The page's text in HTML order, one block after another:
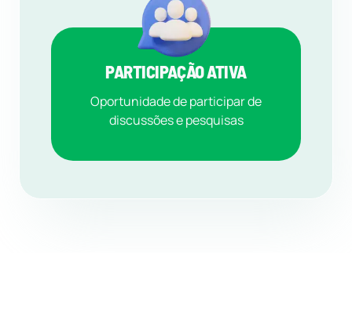
PARTICIPAÇÃO ATIVA
Oportunidade de participar de
discussões e pesquisas